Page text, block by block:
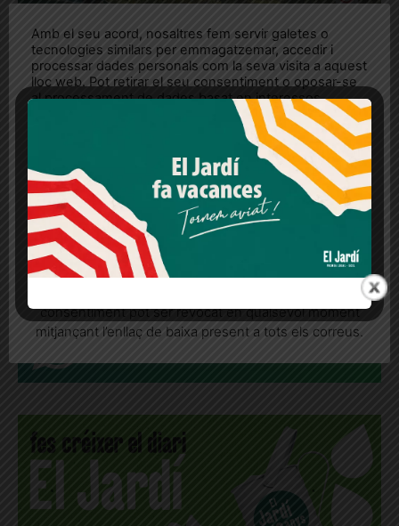
Se suavitzen les restriccions a Collserola
per la pesta porcina: es pot anar al bosc
Es pot anar a passejar o en bicicleta, però es demana evitar
les aglomeracions i continuen prohibides les activitats
organitzades de lleure al medi natural
REP LES NOTÍCIES AL
Amb el seu acord, nosaltres fem servir galetes o
tecnologies similars per emmagatzemar, accedir i
processar dades personals com la seva visita a aquest
lloc web. Pot retirar el seu consentiment o oposar-se
al processament de dades basat en interessos
legítims en qualsevol moment fent clic a "Ajustos de
cookies" o a la nostra Política de privacitat en aquest
lloc web. Si cliques "acceptar" dones el teu
Més informació Acceptar Rebutjar tot
Quan l’usuari crea un compte al Diari el Jardí, dona el
seu consentiment explícit per rebre comunicacions
consentiment pot ser revocat en qualsevol moment
mitjançant l’enllaç de baixa present a tots els correus.